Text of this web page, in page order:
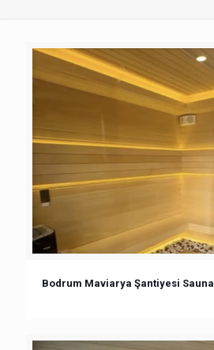
Bodrum Maviarya Şantiyesi Sauna